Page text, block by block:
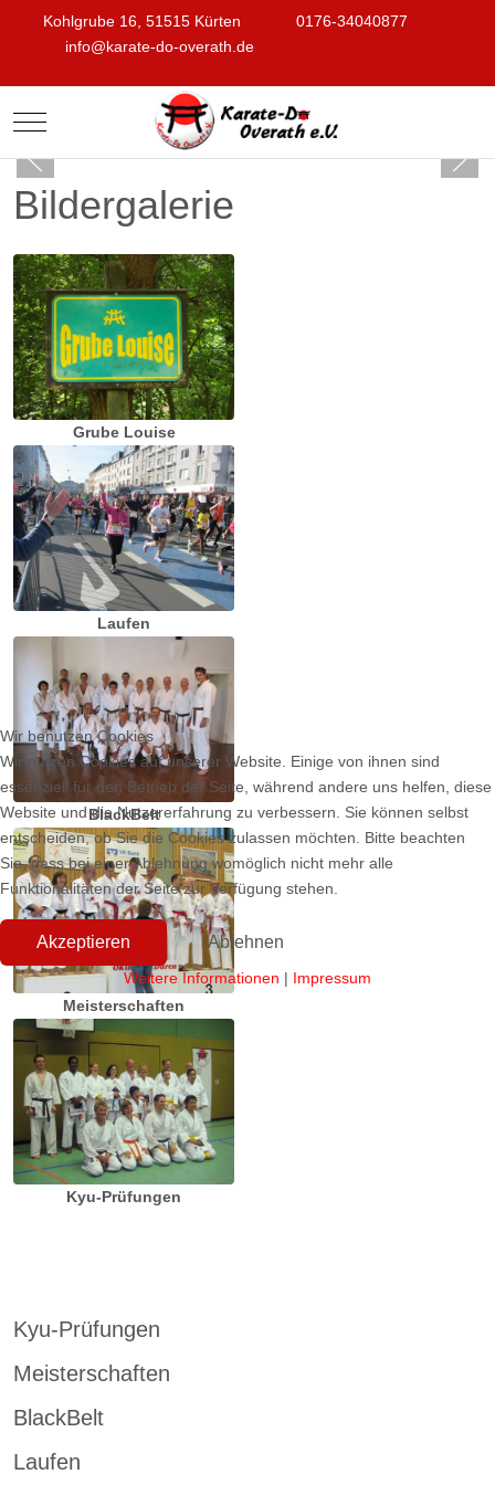
Kohlgrube 16, 51515 Kürten
0176-34040877
info@karate-do-overath.de
Mobile Menu Toggle
Bildergalerie
Grube Louise
Laufen
BlackBelt
Meisterschaften
Kyu-Prüfungen
Kyu-Prüfungen
Meisterschaften
BlackBelt
Laufen
Wir benutzen Cookies
Wir nutzen Cookies auf unserer Website. Einige von ihnen sind
essenziell für den Betrieb der Seite, während andere uns helfen, diese
Website und die Nutzererfahrung zu verbessern. Sie können selbst
entscheiden, ob Sie die Cookies zulassen möchten. Bitte beachten
Sie, dass bei einer Ablehnung womöglich nicht mehr alle
Funktionalitäten der Seite zur Verfügung stehen.
Akzeptieren Ablehnen
Weitere Informationen | Impressum